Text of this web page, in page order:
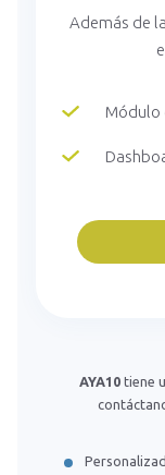
Además de
Módulo
AYA10 tiene